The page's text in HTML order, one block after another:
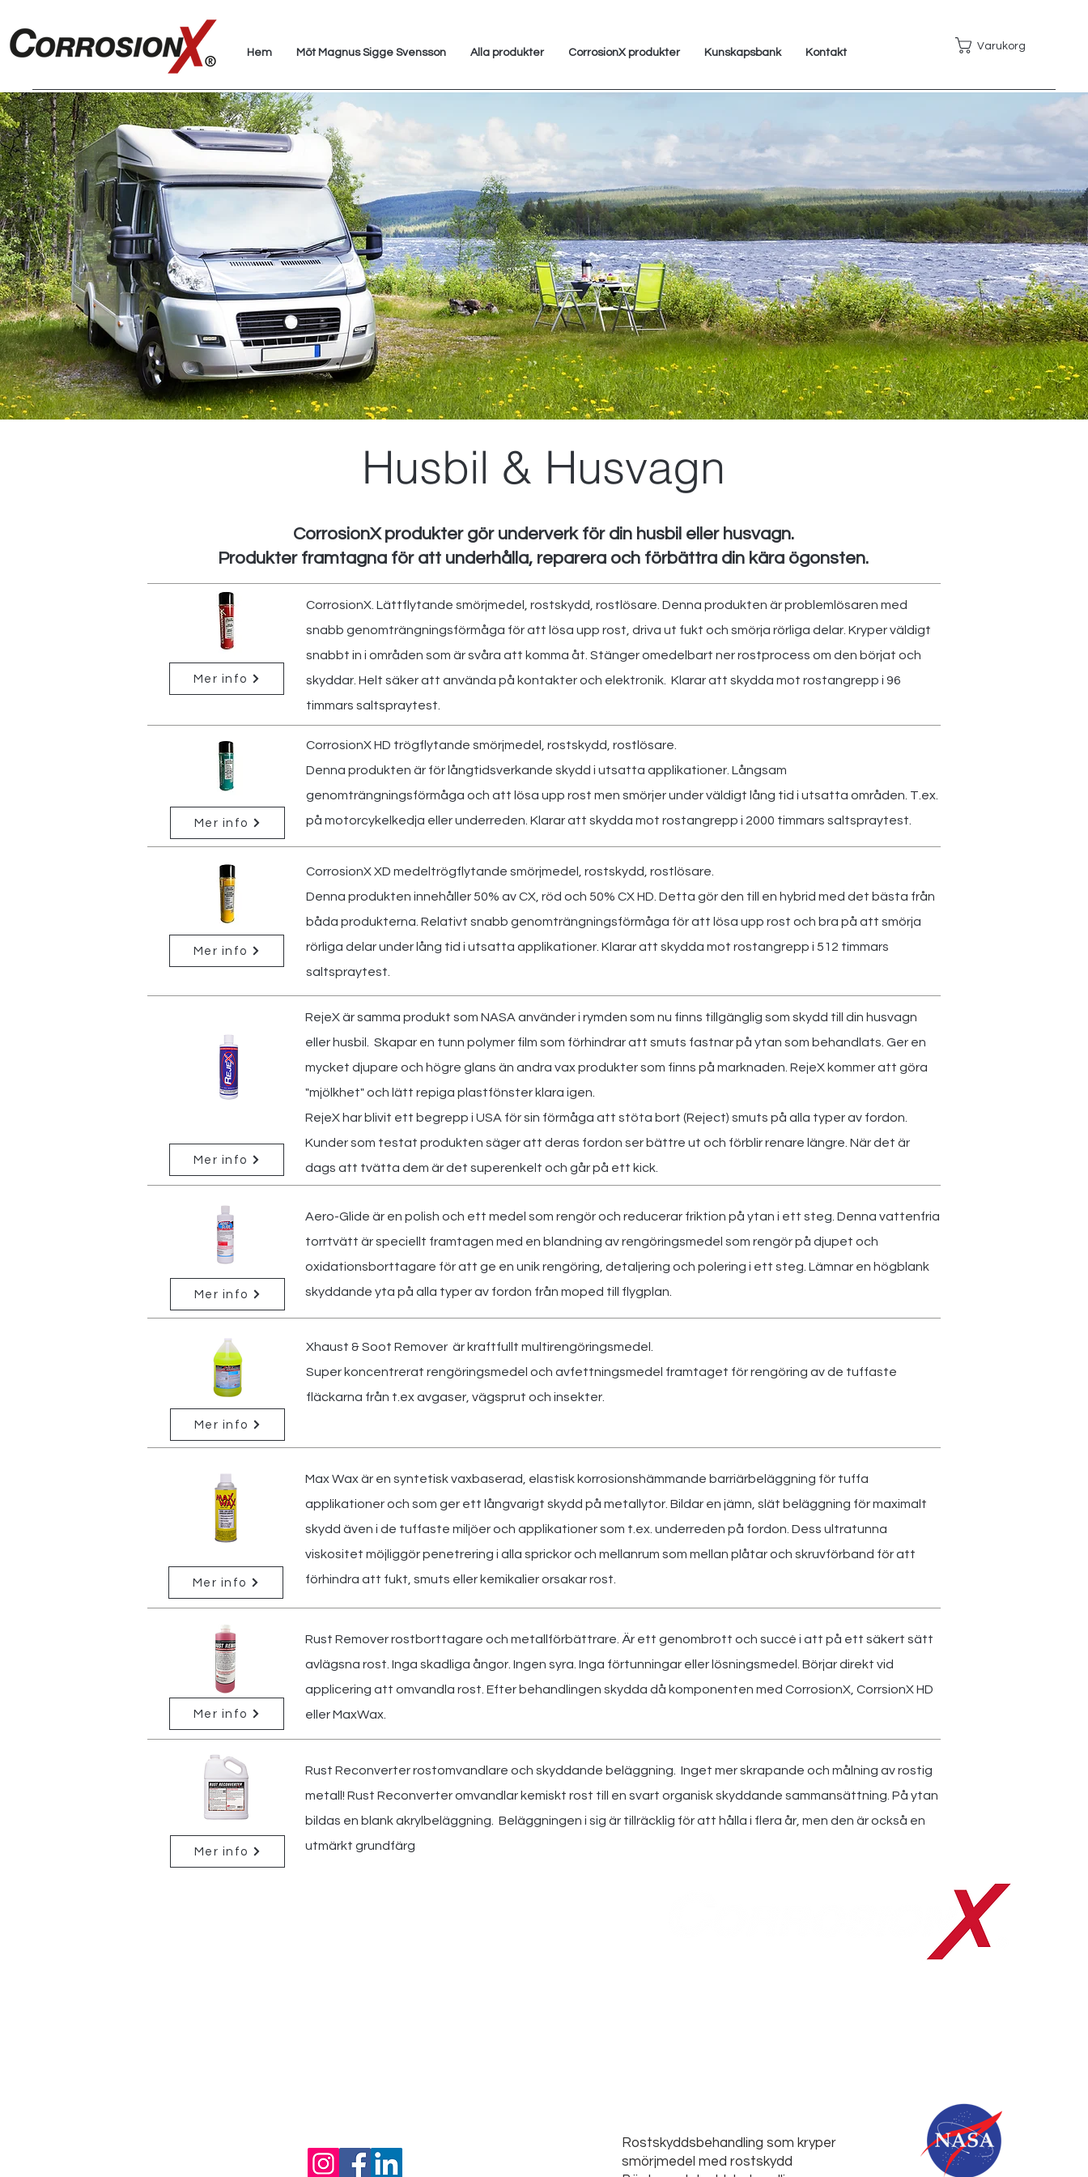
Hem Möt Magnus Sigge Svensson Alla produkter CorrosionX produkter Kunskapsbank Kontakt
Varukorg
Husbil & Husvagn
CorrosionX produkter gör underverk för din husbil eller husvagn.
Produkter framtagna för att underhålla, reparera och förbättra din kära ögonsten.
Mer info
CorrosionX. Lättflytande smörjmedel, rostskydd, rostlösare. Denna produkten är problemlösaren med
snabb genomträngningsförmåga för att lösa upp rost, driva ut fukt och smörja rörliga delar. Kryper väldigt
snabbt in i områden som är svåra att komma åt. Stänger omedelbart ner rostprocess om den börjat och
skyddar. Helt säker att använda på kontakter och elektronik. Klarar att skydda mot rostangrepp i 96
timmars saltspraytest.
Mer info
CorrosionX HD trögflytande smörjmedel, rostskydd, rostlösare.
Denna produkten är för långtidsverkande skydd i utsatta applikationer. Långsam
genomträngningsförmåga och att lösa upp rost men smörjer under väldigt lång tid i utsatta områden. T.ex.
på motorcykelkedja eller underreden. Klarar att skydda mot rostangrepp i 2000 timmars saltspraytest.
Mer info
CorrosionX XD medeltrögflytande smörjmedel, rostskydd, rostlösare.
Denna produkten innehåller 50% av CX, röd och 50% CX HD. Detta gör den till en hybrid med det bästa från
båda produkterna. Relativt snabb genomträngningsförmåga för att lösa upp rost och bra på att smörja
rörliga delar under lång tid i utsatta applikationer. Klarar att skydda mot rostangrepp i 512 timmars
saltspraytest.
Mer info
RejeX är samma produkt som NASA använder i rymden som nu finns tillgänglig som skydd till din husvagn
eller husbil. Skapar en tunn polymer film som förhindrar att smuts fastnar på ytan som behandlats. Ger en
mycket djupare och högre glans än andra vax produkter som finns på marknaden. RejeX kommer att göra
"mjölkhet" och lätt repiga plastfönster klara igen.
RejeX har blivit ett begrepp i USA för sin förmåga att stöta bort (Reject) smuts på alla typer av fordon.
Kunder som testat produkten säger att deras fordon ser bättre ut och förblir renare längre. När det är
dags att tvätta dem är det superenkelt och går på ett kick.
Mer info
Aero-Glide är en polish och ett medel som rengör och reducerar friktion på ytan i ett steg. Denna vattenfria
torrtvätt är speciellt framtagen med en blandning av rengöringsmedel som rengör på djupet och
oxidationsborttagare för att ge en unik rengöring, detaljering och polering i ett steg. Lämnar en högblank
skyddande yta på alla typer av fordon från moped till flygplan.
Mer info
Xhaust & Soot Remover är kraftfullt multirengöringsmedel.
Super koncentrerat rengöringsmedel och avfettningsmedel framtaget för rengöring av de tuffaste
fläckarna från t.ex avgaser, vägsprut och insekter.
Mer info
Max Wax är en syntetisk vaxbaserad, elastisk korrosionshämmande barriärbeläggning för tuffa
applikationer och som ger ett långvarigt skydd på metallytor. Bildar en jämn, slät beläggning för maximalt
skydd även i de tuffaste miljöer och applikationer som t.ex. underreden på fordon. Dess ultratunna
viskositet möjliggör penetrering i alla sprickor och mellanrum som mellan plåtar och skruvförband för att
förhindra att fukt, smuts eller kemikalier orsakar rost.
Mer info
Rust Remover rostborttagare och metallförbättrare. Är ett genombrott och succé i att på ett säkert sätt
avlägsna rost. Inga skadliga ångor. Ingen syra. Inga förtunningar eller lösningsmedel. Börjar direkt vid
applicering att omvandla rost. Efter behandlingen skydda då komponenten med CorrosionX, CorrsionX HD
eller MaxWax.
Mer info
Rust Reconverter rostomvandlare och skyddande beläggning. Inget mer skrapande och målning av rostig
metall! Rust Reconverter omvandlar kemiskt rost till en svart organisk skyddande sammansättning. På ytan
bildas en blank akrylbeläggning. Beläggningen i sig är tillräcklig för att hålla i flera år, men den är också en
utmärkt grundfärg
Rostskyddsbehandling som kryper
smörjmedel med rostskydd